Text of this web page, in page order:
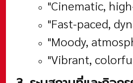
"Cinematic,
"Fast-paced,
"Moody,
"Vibrant,